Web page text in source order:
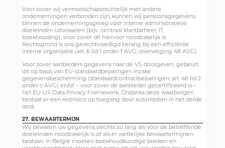
Voor zover wij vennootschapsrechtelijk met andere
ondernemingen verbonden zijn, kunnen wij persoonsgegevens
binnen de ondernemingsgroep voor interne administratieve
doeleinden uitwisselen (bijv. centraal klantbeheer, IT,
boekhouding), voor zover dit hiervoor noodzakelijk is.
Rechtsgrond is ons gerechtvaardigd belang bij een efficiënte
interne organisatie (art. 6 lid 1 onder f AVG, overweging 48 AVG).
Voor zover aanbieders gegevens naar de VS doorgeven, gebeurt
dit op basis van EU-standaardbepalingen inzake
gegevensbescherming (standaardcontractbepalingen; art. 46 lid 2
onder c AVG) en/of – voor zover de aanbieder gecertificeerd is –
het EU-US Data Privacy Framework. Ondanks deze waarborgen
bestaat er een restrisico op toegang door autoriteiten in het derde
land.
27. BEWAARTERMIJN
Wij bewaren uw gegevens slechts zo lang als voor de betreffende
doeleinden noodzakelijk is of als er wettelijke bewaartermijnen
bestaan. In België moeten boekhoudkundige boeken en